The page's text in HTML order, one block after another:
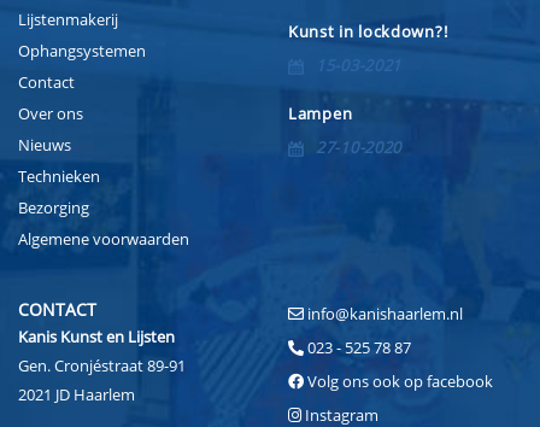
Lijstenmakerij
Ophangsystemen
Contact
Over ons
Nieuws
Technieken
Bezorging
Algemene voorwaarden
Kunst in lockdown?!
15-03-2021
Lampen
27-10-2020
CONTACT
Kanis Kunst en Lijsten
Gen. Cronjéstraat 89-91
2021 JD Haarlem
info@kanishaarlem.nl
023 - 525 78 87
Volg ons ook op facebook
Instagram